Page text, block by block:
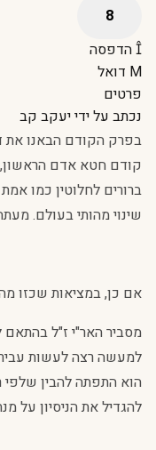
הדפסה
דואל
פרטים
נכתב על ידייעקב קב
בפרק הקודם הבאנו את
קודם חטא אדם הראשון,
ברורים לחלוטין כמו
שינוי מהותי בעולם.
אם כן, במציאות שכזו
מסביר האר"י ז"ל
למעשה רצה לעשות
הוא התפתה להבין
להגדיל את הניסיון על